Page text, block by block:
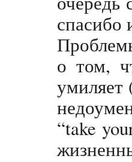
спасибо
о том,
умиляет
“take